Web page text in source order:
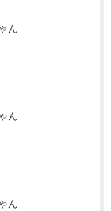
ん
ん
ん